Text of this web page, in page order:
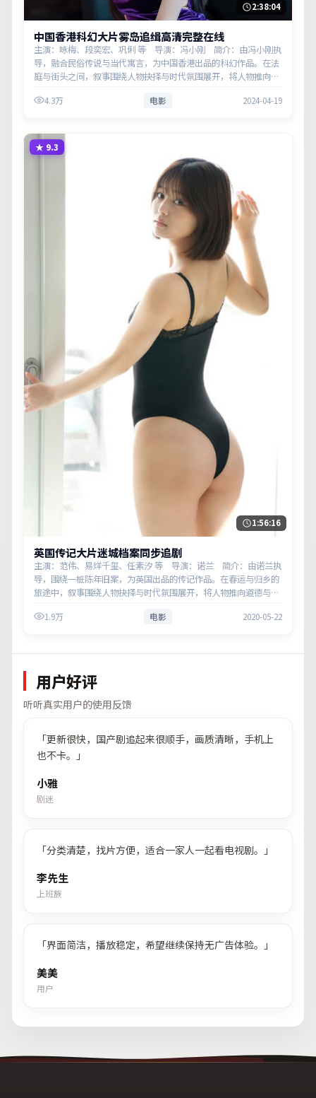
2:38:04
中国香港科幻大片雾岛追缉高清完整在线
主演：咏梅、段奕宏、巩俐 等 导演：冯小刚 简介：由冯小刚执
导，融合民俗传说与当代寓言，为中国香港出品的科幻作品。在法
庭与街头之间，叙事围绕人物抉择与时代氛围展开，将人物推向道
实意义。
4.3万 电影 2024-04-19
★ 9.3
1:56:16
英国传记大片迷城档案同步追剧
主演：范伟、易烊千玺、任素汐 等 导演：诺兰 简介：由诺兰执
导，围绕一桩陈年旧案，为英国出品的传记作品。在春运与归乡的
旅途中，叙事围绕人物抉择与时代氛围展开，将人物推向道德与法
义。1.9万 电影 2020-05-22
用户好评
听听真实用户的使用反馈
「更新很快，国产剧追起来很顺手，画质清晰，手机上
也不卡。
」
小雅
剧迷
「分类清楚，找片方便，适合一家人一起看电视剧。 」
李先生
上班族
「界面简洁，播放稳定，希望继续保持无广告体验。 」
美美
用户